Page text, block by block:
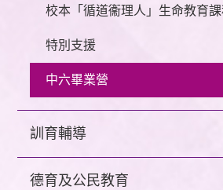
校本「循道衞理人」生命教育
特別支援
中六畢業營
訓育輔導
德育及公民教育